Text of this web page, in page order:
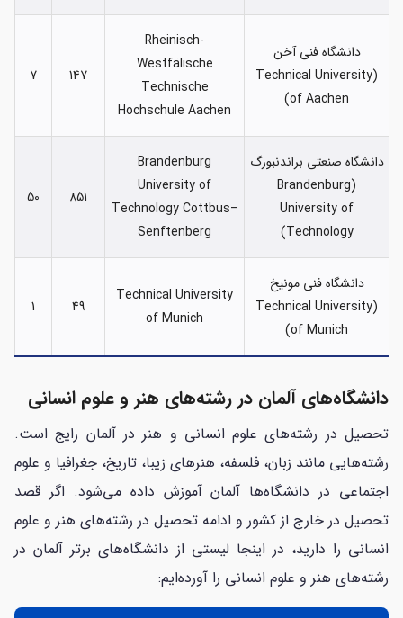
دانشگاه فنی آخن
(Technical University
of Aachen)
Rheinisch-
Westfälische
Technische
Hochschule Aachen
147
7
دانشگاه صنعتی براندنبورگ
(Brandenburg
University of
Technology)
Brandenburg
University of
Technology Cottbus–
Senftenberg
851
50
دانشگاه فنی مونیخ
(Technical University
of Munich)
Technical University
of Munich
49
1
دانشگاه‌های آلمان در رشته‌های هنر و علوم انسانی
تحصیل در رشته‌های علوم انسانی و هنر در آلمان رایج است.
رشته‌هایی مانند زبان، فلسفه، هنرهای زیبا، تاریخ، جغرافیا و علوم
اجتماعی در دانشگاه‌ها آلمان آموزش داده می‌شود. اگر قصد
تحصیل در خارج از کشور و ادامه تحصیل در رشته‌های هنر و علوم
انسانی را دارید، در اینجا لیستی از دانشگاه‌های برتر آلمان در
رشته‌های هنر و علوم انسانی را آورده‌ایم: